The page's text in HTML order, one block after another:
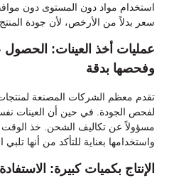
استخدام مواد دون المستوى دون
سعر بدلاً من الأرخص، لأن جودة المنتج
عمليات أخذ العينات: الحصول
وفحصها بدقة
تقدم معظم الشركات المصنعة
لفحص الجودة. في حين أن العينات
مسؤولاً عن تكاليف الشحن. خذ الوقت
واستخدامها بعناية للتأكد من أنها تلبي
الإنتاج بكميات كبيرة: